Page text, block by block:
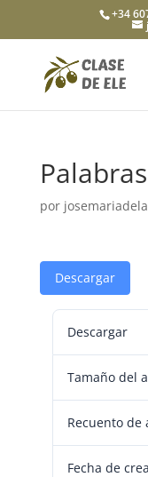
+34
por
Descargar
Descargar
Tamaño del
Recuento de
Fecha de